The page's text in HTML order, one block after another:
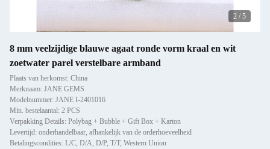
2 / 5
8 mm veelzijdige blauwe agaat ronde vorm kraal en wit
zoetwater parel verstelbare armband
Plaats van herkomst: China
Merknaam: JANE GEMS
Modelnummer: JANE I-2401016
Min. bestelaantal: 2 PCS
Verpakking Details: Polybag + Bubble + Gift Box + Karton
Levertijd: onderhandelbaar, afhankelijk van de orderhoeveelheid
Betalingscondities: L/C, D/A, D/P, T/T, Western Union